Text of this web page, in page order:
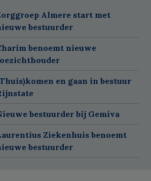
Almere start met
bestuurder
benoemt nieuwe
en gaan in bestuur
bestuurder bij Gemiva
Ziekenhuis benoemt
bestuurder